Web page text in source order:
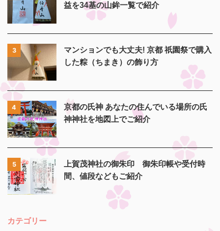
益を34基の山鉾一覧で紹介
3
マンションでも大丈夫! 京都 祇園祭で購入
した粽（ちまき）の飾り方
4
京都の氏神 あなたの住んでいる場所の氏
神神社を地図上でご紹介
5
上賀茂神社の御朱印 御朱印帳や受付時
間、値段などもご紹介
カテゴリー